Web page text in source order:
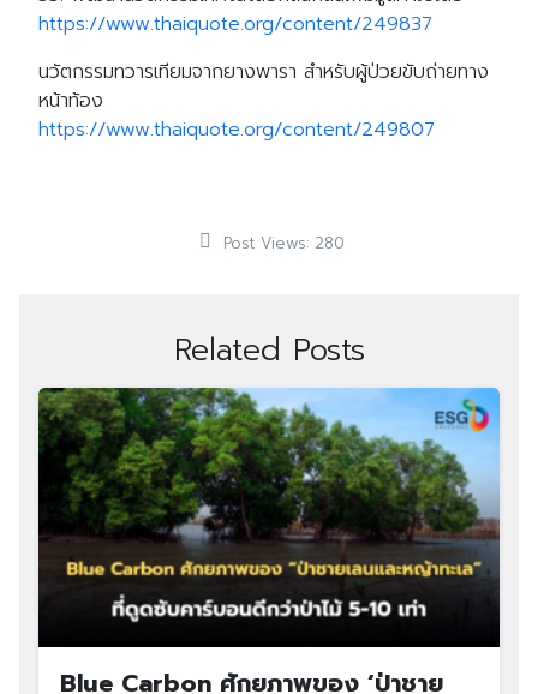
https://www.thaiquote.org/content/249837
นวัตกรรมทวารเทียมจากยางพารา สำหรับผู้ป่วยขับถ่ายทาง
หน้าท้อง
https://www.thaiquote.org/content/249807
Post Views: 280
Related Posts
Blue Carbon ศักยภาพของ ‘ป่าชาย